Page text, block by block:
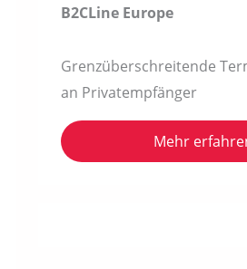
B2CLine Europe
Grenzüberschreitende
an Privatempfänger
Mehr